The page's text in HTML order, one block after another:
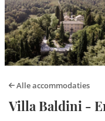
Alle accommodaties
Villa Baldini -